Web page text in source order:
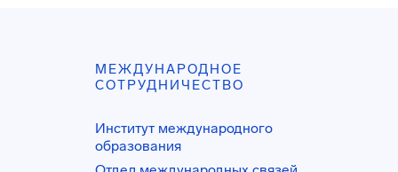
МЕЖДУНАРОДНОЕ
СОТРУДНИЧЕСТВО
Институт международного
образования